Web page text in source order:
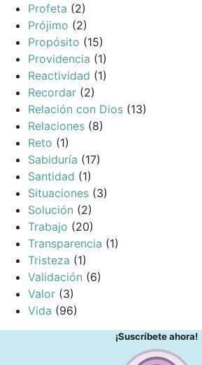
Profeta (2)
Prójimo (2)
Propósito (15)
Providencia (1)
Reactividad (1)
Recordar (2)
Relación con Dios (13)
Relaciones (8)
Reto (1)
Sabiduría (17)
Santidad (1)
Situaciones (3)
Solución (2)
Trabajo (20)
Transparencia (1)
Tristeza (1)
Validación (6)
Valor (3)
Vida (96)
¡Suscríbete ahora!